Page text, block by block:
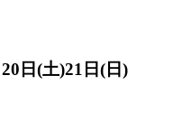
日(土)21日(日)